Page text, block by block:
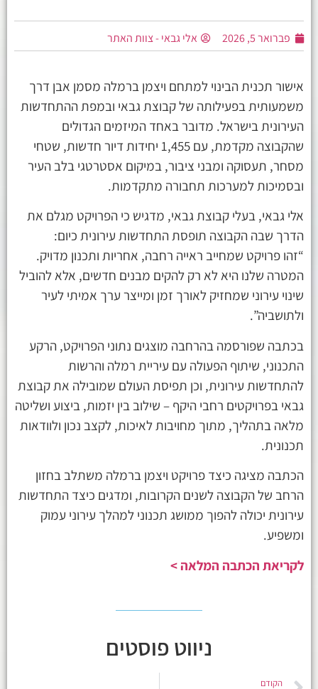
פברואר 5, 2026 אלי גבאי - צוות האתר
אישור תכנית הבינוי למתחם ויצמן ברמלה מסמן אבן דרך
משמעותית בפעילותה של קבוצת גבאי ובמפת ההתחדשות
העירונית בישראל. מדובר באחד המיזמים הגדולים
שהקבוצה מקדמת, עם 1,455 יחידות דיור חדשות, שטחי
מסחר, תעסוקה ומבני ציבור, במיקום אסטרטגי בלב העיר
ובסמיכות למערכות תחבורה מתקדמות.
אלי גבאי, בעלי קבוצת גבאי, מדגיש כי הפרויקט מגלם את
הדרך שבה הקבוצה תופסת התחדשות עירונית כיום:
“זהו פרויקט שמחייב ראייה רחבה, אחריות ותכנון מדויק.
המטרה שלנו היא לא רק להקים מבנים חדשים, אלא להוביל
שינוי עירוני שמחזיק לאורך זמן ומייצר ערך אמיתי לעיר
ולתושביה”.
בכתבה שפורסמה בהרחבה מוצגים נתוני הפרויקט, הרקע
התכנוני, שיתוף הפעולה עם עיריית רמלה והרשות
להתחדשות עירונית, וכן תפיסת העולם שמובילה את קבוצת
גבאי בפרויקטים רחבי היקף – שילוב בין יזמות, ביצוע ושליטה
מלאה בתהליך, מתוך מחויבות לאיכות, לקצב נכון ולוודאות
תכנונית.
הכתבה מציגה כיצד פרויקט ויצמן ברמלה משתלב בחזון
הרחב של הקבוצה לשנים הקרובות, ומדגים כיצד התחדשות
עירונית יכולה להפוך ממושג תכנוני למהלך עירוני עמוק
ומשפיע.
לקריאת הכתבה המלאה >
ניווט פוסטים
הקודם